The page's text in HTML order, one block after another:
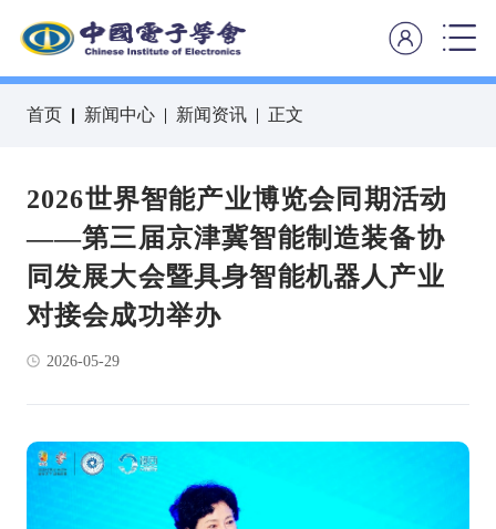
首页 新闻中心 新闻资讯 正文
2026世界智能产业博览会同期活动
——第三届京津冀智能制造装备协
同发展大会暨具身智能机器人产业
对接会成功举办
2026-05-29